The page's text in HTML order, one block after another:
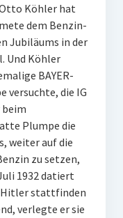
Köhler hat
dem Benzin-
Jubiläums in der
Und Köhler
BAYER-
versuchte, die IG
beim
Plumpe die
weiter auf die
zu setzen,
1932 datiert
Hitler stattfinden
verlegte er sie